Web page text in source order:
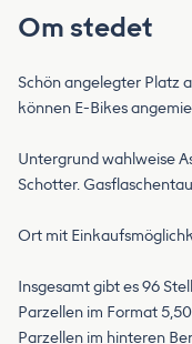
Om stedet
Schön angelegter Platz
können E-Bikes
Untergrund wahlweise
Schotter.
Ort mit
Insgesamt gibt es 96
Parzellen im Format
Parzellen im hinteren